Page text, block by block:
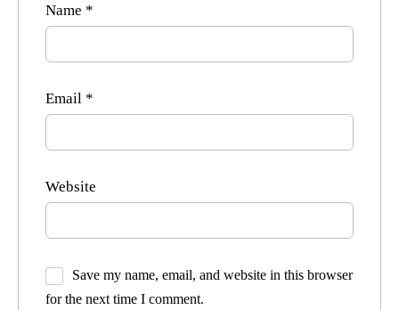
Name *
Email *
Website
Save my name, email, and website in this browser
for the next time I comment.